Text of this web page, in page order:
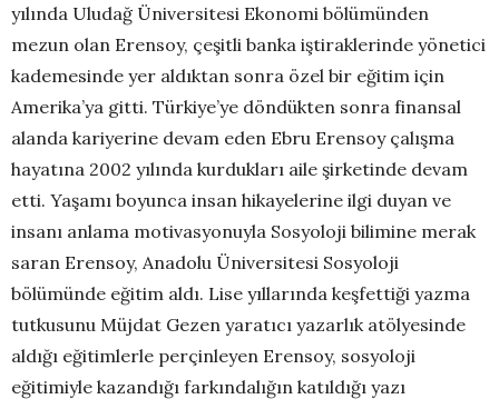
yılında Uludağ Üniversitesi Ekonomi bölümünden
mezun olan Erensoy, çeşitli banka iştiraklerinde yönetici
kademesinde yer aldıktan sonra özel bir eğitim için
Amerika’ya gitti. Türkiye’ye döndükten sonra finansal
alanda kariyerine devam eden Ebru Erensoy çalışma
hayatına 2002 yılında kurdukları aile şirketinde devam
etti. Yaşamı boyunca insan hikayelerine ilgi duyan ve
insanı anlama motivasyonuyla Sosyoloji bilimine merak
saran Erensoy, Anadolu Üniversitesi Sosyoloji
bölümünde eğitim aldı. Lise yıllarında keşfettiği yazma
tutkusunu Müjdat Gezen yaratıcı yazarlık atölyesinde
aldığı eğitimlerle perçinleyen Erensoy, sosyoloji
eğitimiyle kazandığı farkındalığın katıldığı yazı